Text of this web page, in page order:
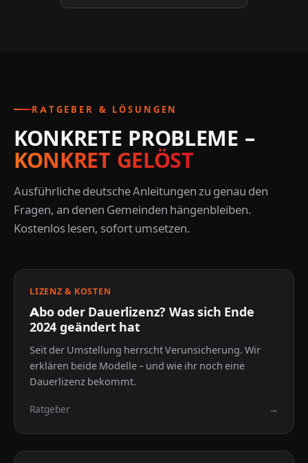
RATGEBER & LÖSUNGEN
KONKRETE PROBLEME –
KONKRET GELÖST
Ausführliche deutsche Anleitungen zu genau den
Fragen, an denen Gemeinden hängenbleiben.
Kostenlos lesen, sofort umsetzen.
Aktuell 2025
LIZENZ & KOSTEN
Abo oder Dauerlizenz? Was sich Ende
2024 geändert hat
Seit der Umstellung herrscht Verunsicherung. Wir
erklären beide Modelle – und wie ihr noch eine
Dauerlizenz bekommt.
Ratgeber →